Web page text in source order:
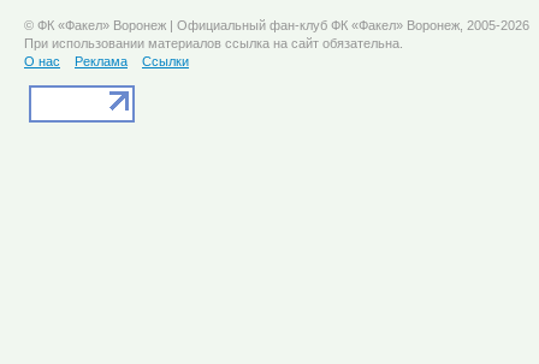
© ФК «Факел» Воронеж | Официальный фан-клуб ФК «Факел» Воронеж, 2005-2026
При использовании материалов ссылка на сайт обязательна.
О нас
Реклама Ссылки